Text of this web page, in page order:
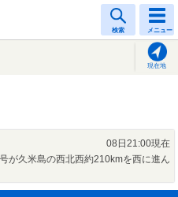
検索 メニュー
現在地
08日21:00現在
が久米島の西北西約210kmを西に進ん